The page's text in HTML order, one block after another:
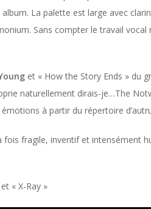
La palette est large avec
Sans compter le travail vocal
et « How the Story Ends » du
naturellement dirais-je…The
à partir du répertoire
fragile, inventif et intensément
« X-Ray »